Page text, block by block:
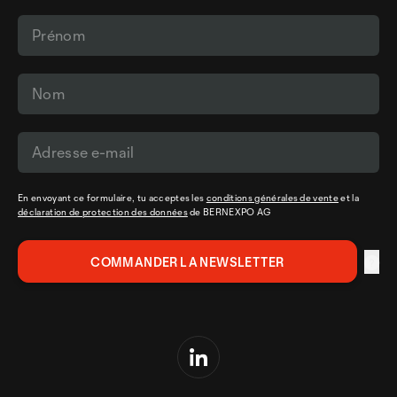
En envoyant ce formulaire, tu acceptes les conditions générales de venteet la
déclaration de protection des donnéesde BERNEXPO AG